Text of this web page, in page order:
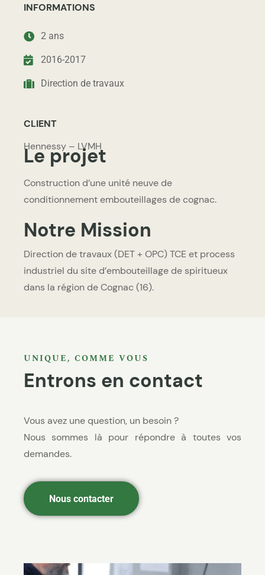
Le projet
Construction d’une unité neuve de
conditionnement embouteillages de cognac.
Notre Mission
Direction de travaux (DET + OPC) TCE et process
industriel du site d’embouteillage de spiritueux
dans la région de Cognac (16).
INFORMATIONS
2 ans
2016-2017
Direction de travaux
CLIENT
Hennessy – LVMH
UNIQUE, COMME VOUS
Entrons en contact
Vous avez une question, un besoin ?
Nous sommes là pour répondre à toutes vos
demandes.
Nous contacter